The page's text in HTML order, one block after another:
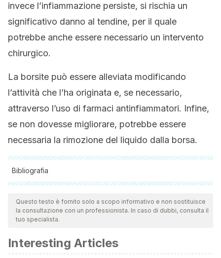
invece l’infiammazione persiste, si rischia un
significativo danno al tendine, per il quale
potrebbe anche essere necessario un intervento
chirurgico.
La borsite può essere alleviata modificando
l’attività che l’ha originata e, se necessario,
attraverso l’uso di farmaci antinfiammatori. Infine,
se non dovesse migliorare, potrebbe essere
necessaria la rimozione del liquido dalla borsa.
Bibliografia
Tutte le fonti citate sono state esaminate a fondo dal nostro
team per garantirne la qualità, l'affidabilità, l'attualità e la
validità. La bibliografia di questo articolo è stata considerata
Saavedra Lozano, J., Santos Sebastián, M., González, F.,
Hernández Sampelayo Matos, T., & Navarro Gómez, M. .
Questo testo è fornito solo a scopo informativo e non sostituisce
la consultazione con un professionista. In caso di dubbi, consulta il
tuo specialista.
Interesting Articles